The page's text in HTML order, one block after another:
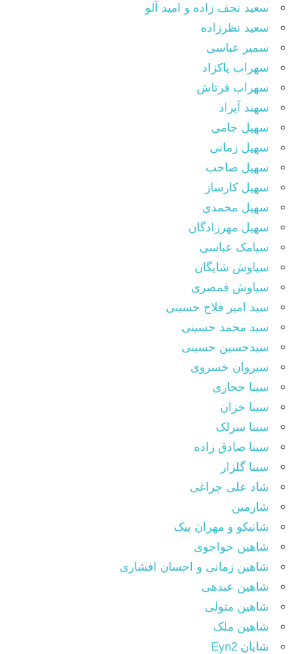
سعید نجف زاده و امید آلو
سعید نظرزاده
سمیر عباسی
سهراب پاکزاد
سهراب فرتاش
سهند آیراد
سهیل جامی
سهیل زمانی
سهیل صاحب
سهیل کارساز
سهیل محمدی
سهیل مهرزادگان
سیامک عباسی
سیاوش شایگان
سیاوش قمصری
سید امیر فلاح حسینی
سید محمد حسینی
سیدحسین حسینی
سیروان خسروی
سینا حجازی
سینا خزان
سینا سرلک
سینا صادق زاده
سینا گلزار
شاد علی چراغی
شارمین
شانیکو و مهران پیک
شاهین خواجوی
شاهین زمانی و احسان افشاری
شاهین عبدهی
شاهین متولی
شاهین ملک
شایان Eyn2